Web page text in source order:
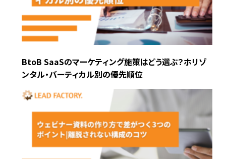
BtoB SaaSのマーケティング施策はどう選ぶ？ホリゾ
ンタル・バーティカル別の優先順位